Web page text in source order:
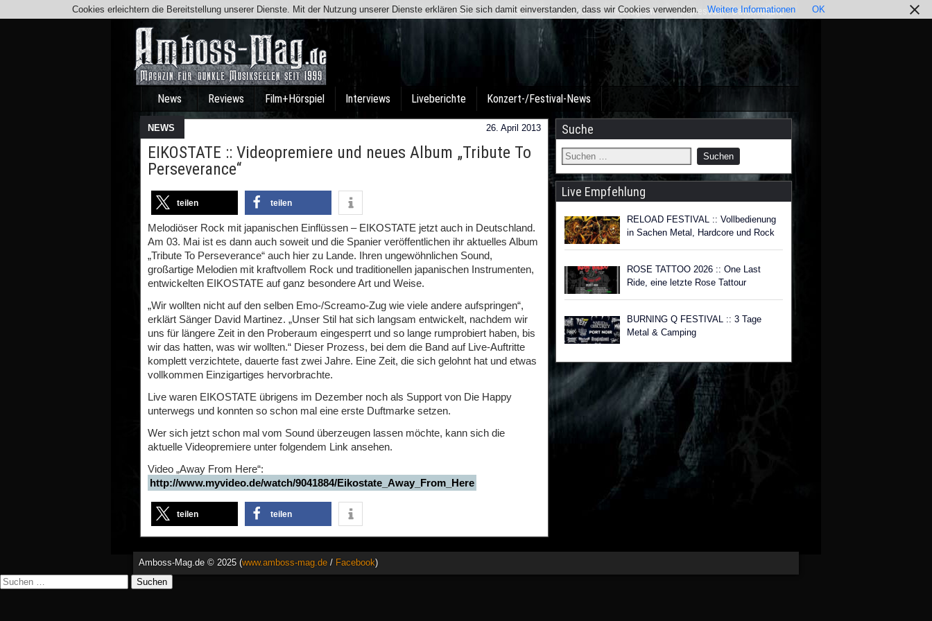
Team Kontakt Facebook Instagram Impressum / Datenschutz
News Reviews Film+Hörspiel Interviews Liveberichte Konzert-/Festival-News
NEWS 26. April 2013
EIKOSTATE :: Videopremiere und neues Album „Tribute To
Perseverance“
teilen teilen
Melodiöser Rock mit japanischen Einflüssen – EIKOSTATE jetzt auch in Deutschland.
Am 03. Mai ist es dann auch soweit und die Spanier veröffentlichen ihr aktuelles Album
„Tribute To Perseverance“ auch hier zu Lande. Ihren ungewöhnlichen Sound,
großartige Melodien mit kraftvollem Rock und traditionellen japanischen Instrumenten,
entwickelten EIKOSTATE auf ganz besondere Art und Weise.
„Wir wollten nicht auf den selben Emo-/Screamo-Zug wie viele andere aufspringen“,
erklärt Sänger David Martinez. „Unser Stil hat sich langsam entwickelt, nachdem wir
uns für längere Zeit in den Proberaum eingesperrt und so lange rumprobiert haben, bis
wir das hatten, was wir wollten.“ Dieser Prozess, bei dem die Band auf Live-Auftritte
komplett verzichtete, dauerte fast zwei Jahre. Eine Zeit, die sich gelohnt hat und etwas
vollkommen Einzigartiges hervorbrachte.
Live waren EIKOSTATE übrigens im Dezember noch als Support von Die Happy
unterwegs und konnten so schon mal eine erste Duftmarke setzen.
Wer sich jetzt schon mal vom Sound überzeugen lassen möchte, kann sich die
aktuelle Videopremiere unter folgendem Link ansehen.
Video „Away From Here“:
http://www.myvideo.de/watch/9041884/Eikostate_Away_From_Here
teilen teilen
Suche
Live Empfehlung
RELOAD FESTIVAL :: Vollbedienung
in Sachen Metal, Hardcore und Rock
ROSE TATTOO 2026 :: One Last
Ride, eine letzte Rose Tattour
BURNING Q FESTIVAL :: 3 Tage
Metal & Camping
Amboss-Mag.de © 2025 (www.amboss-mag.de / Facebook)
Cookies erleichtern die Bereitstellung unserer Dienste. Mit der Nutzung unserer Dienste erklären Sie sich damit einverstanden, dass wir Cookies verwenden. Weitere Informationen OK